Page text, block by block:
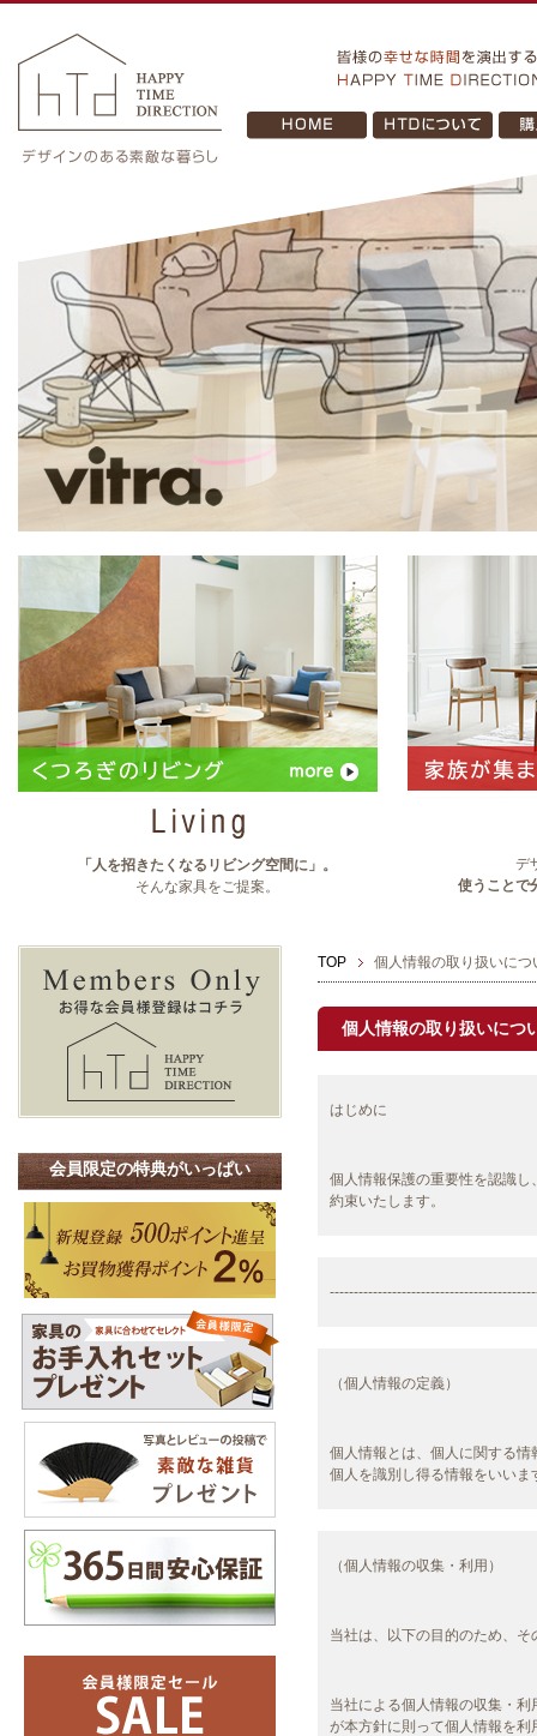
「人を招きたくなるリビング空間に」。
そんな家具をご提案。
デ
使うことで
TOP 個人情報の取り扱いにつ
個人情報の取り扱いにつ
はじめに
個人情報保護の重要性を認識
約束いたします。
（個人情報の定義）
個人情報とは、個人に関する
個人を識別し得る情報をいいま
（個人情報の収集・利用）
当社は、以下の目的のため、
当社による個人情報の収集・
が本方針に則って個人情報を
会員限定の特典がいっぱい